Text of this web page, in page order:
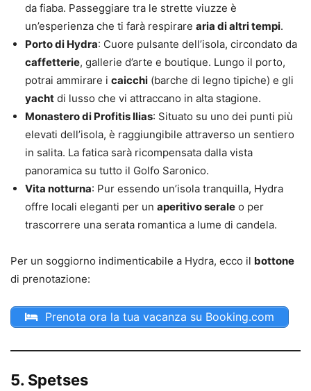
da fiaba. Passeggiare tra le strette viuzze è
un’esperienza che ti farà respirare aria di altri tempi.
Porto di Hydra: Cuore pulsante dell’isola, circondato da
caffetterie, gallerie d’arte e boutique. Lungo il porto,
potrai ammirare i caicchi (barche di legno tipiche) e gli
yacht di lusso che vi attraccano in alta stagione.
Monastero di Profitis Ilias: Situato su uno dei punti più
elevati dell’isola, è raggiungibile attraverso un sentiero
in salita. La fatica sarà ricompensata dalla vista
panoramica su tutto il Golfo Saronico.
Vita notturna: Pur essendo un’isola tranquilla, Hydra
offre locali eleganti per un aperitivo serale o per
trascorrere una serata romantica a lume di candela.
Per un soggiorno indimenticabile a Hydra, ecco il bottone
di prenotazione:
Prenota ora la tua vacanza su Booking.com
5. Spetses